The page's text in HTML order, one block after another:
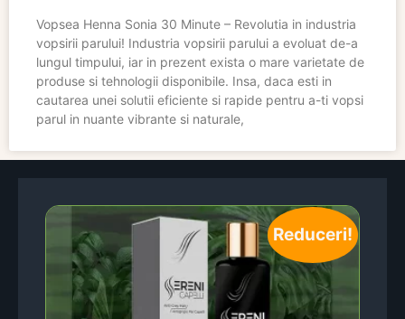
Vopsea Henna Sonia 30 Minute – Revolutia in industria
vopsirii parului! Industria vopsirii parului a evoluat de-a
lungul timpului, iar in prezent exista o mare varietate de
produse si tehnologii disponibile. Insa, daca esti in
cautarea unei solutii eficiente si rapide pentru a-ti vopsi
parul in nuante vibrante si naturale,
Reduceri!